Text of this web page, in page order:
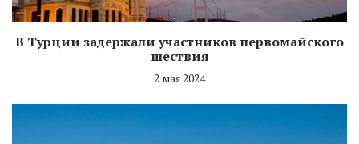
В Турции задержали участников первомайского
шествия
2 мая 2024